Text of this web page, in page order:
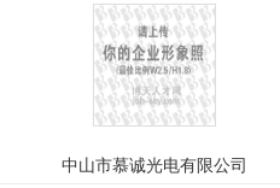
中山市慕诚光电有限公司